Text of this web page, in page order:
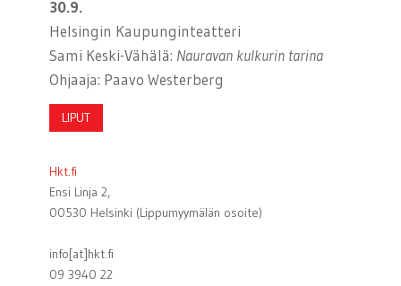
30.9.
Helsingin Kaupunginteatteri
Sami Keski-Vähälä: Nauravan kulkurin tarina
Ohjaaja: Paavo Westerberg
LIPUT
Hkt.fi
Ensi Linja 2,
00530 Helsinki (Lippumyymälän osoite)
info[at]hkt.fi
09 3940 22